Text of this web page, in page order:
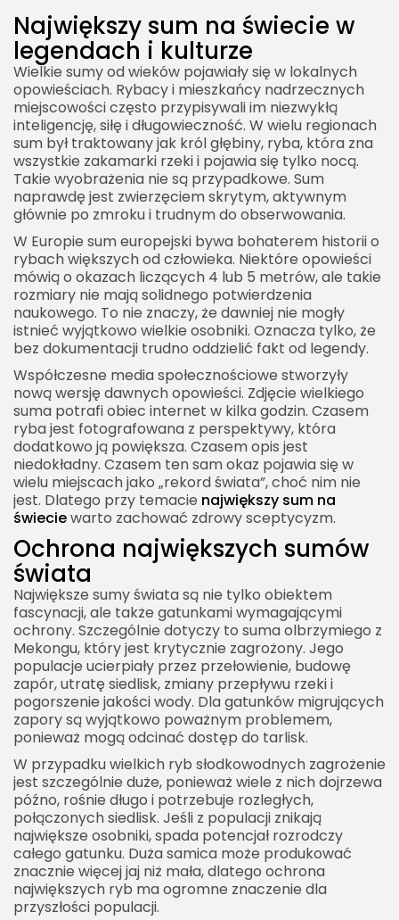
Największy sum na świecie w
legendach i kulturze
Wielkie sumy od wieków pojawiały się w lokalnych
opowieściach. Rybacy i mieszkańcy nadrzecznych
miejscowości często przypisywali im niezwykłą
inteligencję, siłę i długowieczność. W wielu regionach
sum był traktowany jak król głębiny, ryba, która zna
wszystkie zakamarki rzeki i pojawia się tylko nocą.
Takie wyobrażenia nie są przypadkowe. Sum
naprawdę jest zwierzęciem skrytym, aktywnym
głównie po zmroku i trudnym do obserwowania.
W Europie sum europejski bywa bohaterem historii o
rybach większych od człowieka. Niektóre opowieści
mówią o okazach liczących 4 lub 5 metrów, ale takie
rozmiary nie mają solidnego potwierdzenia
naukowego. To nie znaczy, że dawniej nie mogły
istnieć wyjątkowo wielkie osobniki. Oznacza tylko, że
bez dokumentacji trudno oddzielić fakt od legendy.
Współczesne media społecznościowe stworzyły
nową wersję dawnych opowieści. Zdjęcie wielkiego
suma potrafi obiec internet w kilka godzin. Czasem
ryba jest fotografowana z perspektywy, która
dodatkowo ją powiększa. Czasem opis jest
niedokładny. Czasem ten sam okaz pojawia się w
wielu miejscach jako „rekord świata”, choć nim nie
jest. Dlatego przy temacie największy sum na
świeciewarto zachować zdrowy sceptycyzm.
Ochrona największych sumów
świata
Największe sumy świata są nie tylko obiektem
fascynacji, ale także gatunkami wymagającymi
ochrony. Szczególnie dotyczy to suma olbrzymiego z
Mekongu, który jest krytycznie zagrożony. Jego
populacje ucierpiały przez przełowienie, budowę
zapór, utratę siedlisk, zmiany przepływu rzeki i
pogorszenie jakości wody. Dla gatunków migrujących
zapory są wyjątkowo poważnym problemem,
ponieważ mogą odcinać dostęp do tarlisk.
W przypadku wielkich ryb słodkowodnych zagrożenie
jest szczególnie duże, ponieważ wiele z nich dojrzewa
późno, rośnie długo i potrzebuje rozległych,
połączonych siedlisk. Jeśli z populacji znikają
największe osobniki, spada potencjał rozrodczy
całego gatunku. Duża samica może produkować
znacznie więcej jaj niż mała, dlatego ochrona
największych ryb ma ogromne znaczenie dla
przyszłości populacji.